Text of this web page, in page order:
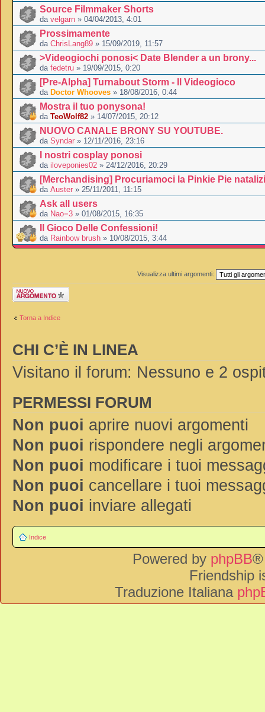
Source Filmmaker Shorts
da velgarn » 04/04/2013, 4:01
Prossimamente
da ChrisLang89 » 15/09/2019, 11:57
>Videogiochi ponosi< Date Blender a un brony...
da fedetru » 19/09/2015, 0:20
[Pre-Alpha] Turnabout Storm - Il Videogioco
da Doctor Whooves » 18/08/2016, 0:44
Mostra il tuo ponysona!
da TeoWolf82 » 14/07/2015, 20:12
NUOVO CANALE BRONY SU YOUTUBE.
da Syndar » 12/11/2016, 23:16
I nostri cosplay ponosi
da iloveponies02 » 24/12/2016, 20:29
[Merchandising] Procuriamoci la Pinkie Pie
da Auster » 25/11/2011, 11:15
Ask all users
da Nao=3 » 01/08/2015, 16:35
Il Gioco Delle Confessioni!
da Rainbow brush » 10/08/2015, 3:44
Visualizza ultimi argomenti:
Scrivi un nuovo
argomento
Torna a Indice
CHI C’È IN LINEA
Visitano il forum: Nessuno e 2
PERMESSI FORUM
Non puoi aprire nuovi argomenti
Non puoi rispondere negli
Non puoi modificare i tuoi
Non puoi cancellare i tuoi
Non puoi inviare allegati
Indice
Powered by phpBB®
Friendship
Traduzione Italiana